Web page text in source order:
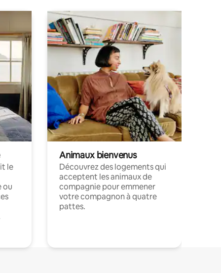
le
ou
Animaux bienvenus
Découvrez des logements qui
acceptent les animaux de
compagnie pour emmener
votre compagnon à quatre
pattes.